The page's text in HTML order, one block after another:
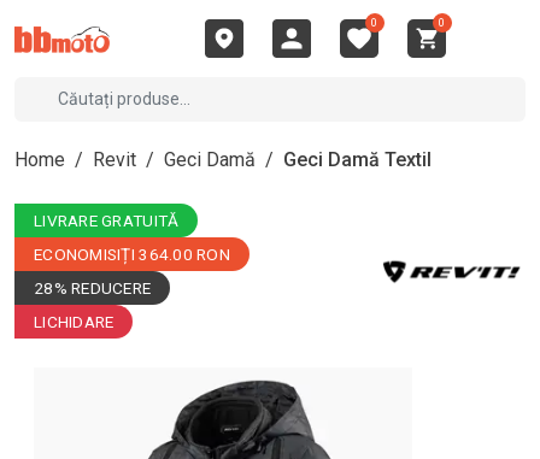
0 0
Home / Revit / Geci Damă / Geci Damă Textil
LIVRARE GRATUITĂ
ECONOMISIȚI 364.00 RON
28% REDUCERE
LICHIDARE